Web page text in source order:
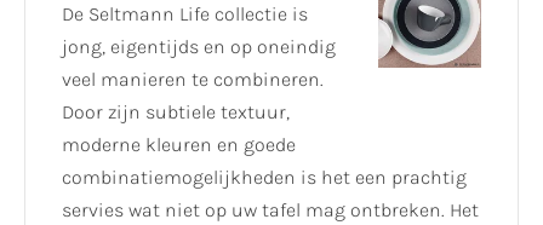
De Seltmann Life collectie is
jong, eigentijds en op oneindig
veel manieren te combineren.
Door zijn subtiele textuur,
moderne kleuren en goede
combinatiemogelijkheden is het een prachtig
servies wat niet op uw tafel mag ontbreken. Het